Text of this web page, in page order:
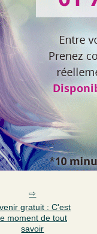
gratuit : C'est
moment de tout
savoir